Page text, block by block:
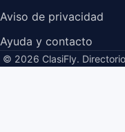
Aviso de privacidad
Ayuda y contacto
© 2026 ClasiFly.